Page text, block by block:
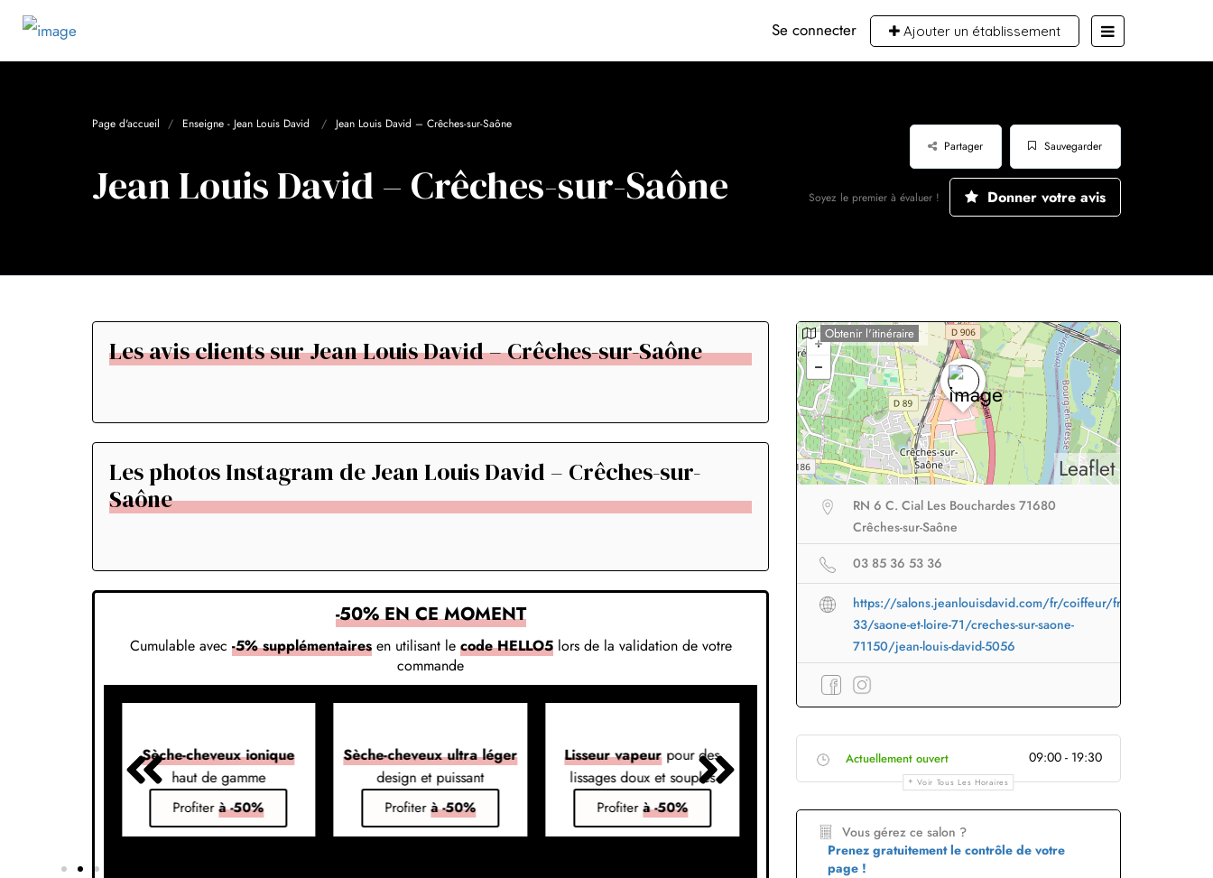
Se connecter Ajouter un établissement
Page d'accueil Enseigne - Jean Louis David Jean Louis David – Crêches-sur-Saône
Jean Louis David – Crêches-sur-Saône
Sauvegarder
Partager
Soyez le premier à évaluer ! Donner votre avis
Les avis clients sur Jean Louis David – Crêches-sur-Saône
Les photos Instagram de Jean Louis David – Crêches-sur-
Saône
-50% EN CE MOMENT
Cumulable avec -5% supplémentairesen utilisant le code HELLO5lors de la validation de votre
commande
Sèche-cheveux ionique
haut de gamme
Profiterà -50%
Sèche-cheveux ultra léger
design et puissant
Profiterà -50%
Lisseur vapeurpour des
lissages doux et souples
Profiterà -50%
Lisseur sans filfacile à
emporter en voyage
Profiterà -50%
Brosse lissantepour des
lissage ultra rapide
Profiterà -50%
Leaflet
Obtenir l'itinéraire
RN 6 C. Cial Les Bouchardes 71680
Crêches-sur-Saône
03 85 36 53 36
https://salons.jeanlouisdavid.com/fr/coiffeur/france-
33/saone-et-loire-71/creches-sur-saone-
71150/jean-louis-david-5056
Actuellement ouvert 09:00 - 19:30
Voir Tous Les Horaires
Vous gérez ce salon ?
Prenez gratuitement le contrôle de votre
page !